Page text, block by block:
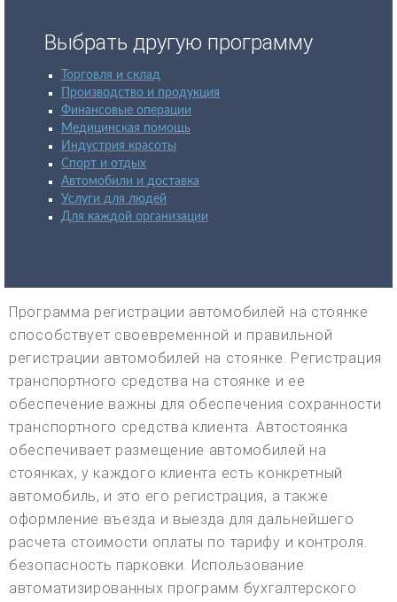
Выбрать другую программу
Торговля и склад
Производство и продукция
Финансовые операции
Медицинская помощь
Индустрия красоты
Спорт и отдых
Автомобили и доставка
Услуги для людей
Для каждой организации
Программа регистрации автомобилей на стоянке
способствует своевременной и правильной
регистрации автомобилей на стоянке. Регистрация
транспортного средства на стоянке и ее
обеспечение важны для обеспечения сохранности
транспортного средства клиента. Автостоянка
обеспечивает размещение автомобилей на
стоянках, у каждого клиента есть конкретный
автомобиль, и это его регистрация, а также
оформление въезда и выезда для дальнейшего
расчета стоимости оплаты по тарифу и контроля.
безопасность парковки. Использование
автоматизированных программ бухгалтерского